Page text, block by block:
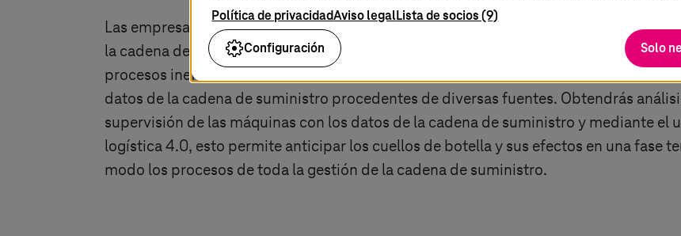
Las empresas manufactureras se enfrentan con frecuencia a dificultades cuando
la cadena de suministro. Ello se debe a que suelen conocer poco la cadena de
procesos ineficientes y costes elevados. Las modernas soluciones digitales de
datos de la cadena de suministro procedentes de diversas fuentes. Obtendrás
supervisión de las máquinas con los datos de la cadena de suministro y mediante el
logística 4.0, esto permite anticipar los cuellos de botella y sus efectos en una fase
modo los procesos de toda la gestión de la cadena de suministro.
Política de privacidadAviso legalLista de socios (9)
Configuración
Solo